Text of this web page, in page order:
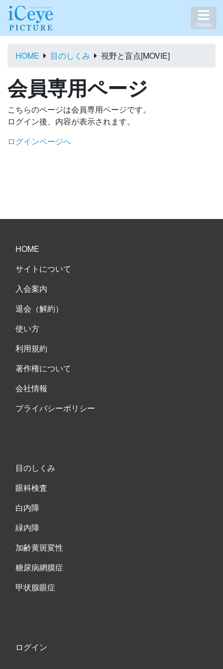
menu
HOME 目のしくみ 視野と盲点[MOVIE]
会員専用ページ
こちらのページは会員専用ページです。
ログイン後、内容が表示されます。
ログインページへ
HOME
サイトについて
入会案内
退会（解約）
使い方
利用規約
著作権について
会社情報
プライバシーポリシー
目のしくみ
眼科検査
白内障
緑内障
加齢黄斑変性
糖尿病網膜症
甲状腺眼症
ログイン